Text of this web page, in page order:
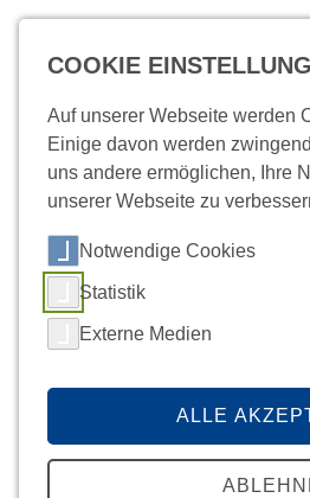
Befunde News
Startseite Über Uns
DETAIL
COOKIE
Auf unserer Webseite werden
Einige davon werden
uns andere ermöglichen, Ihre
unserer Webseite zu
Notwendige Cookies
Statistik
Externe Medien
ALLE